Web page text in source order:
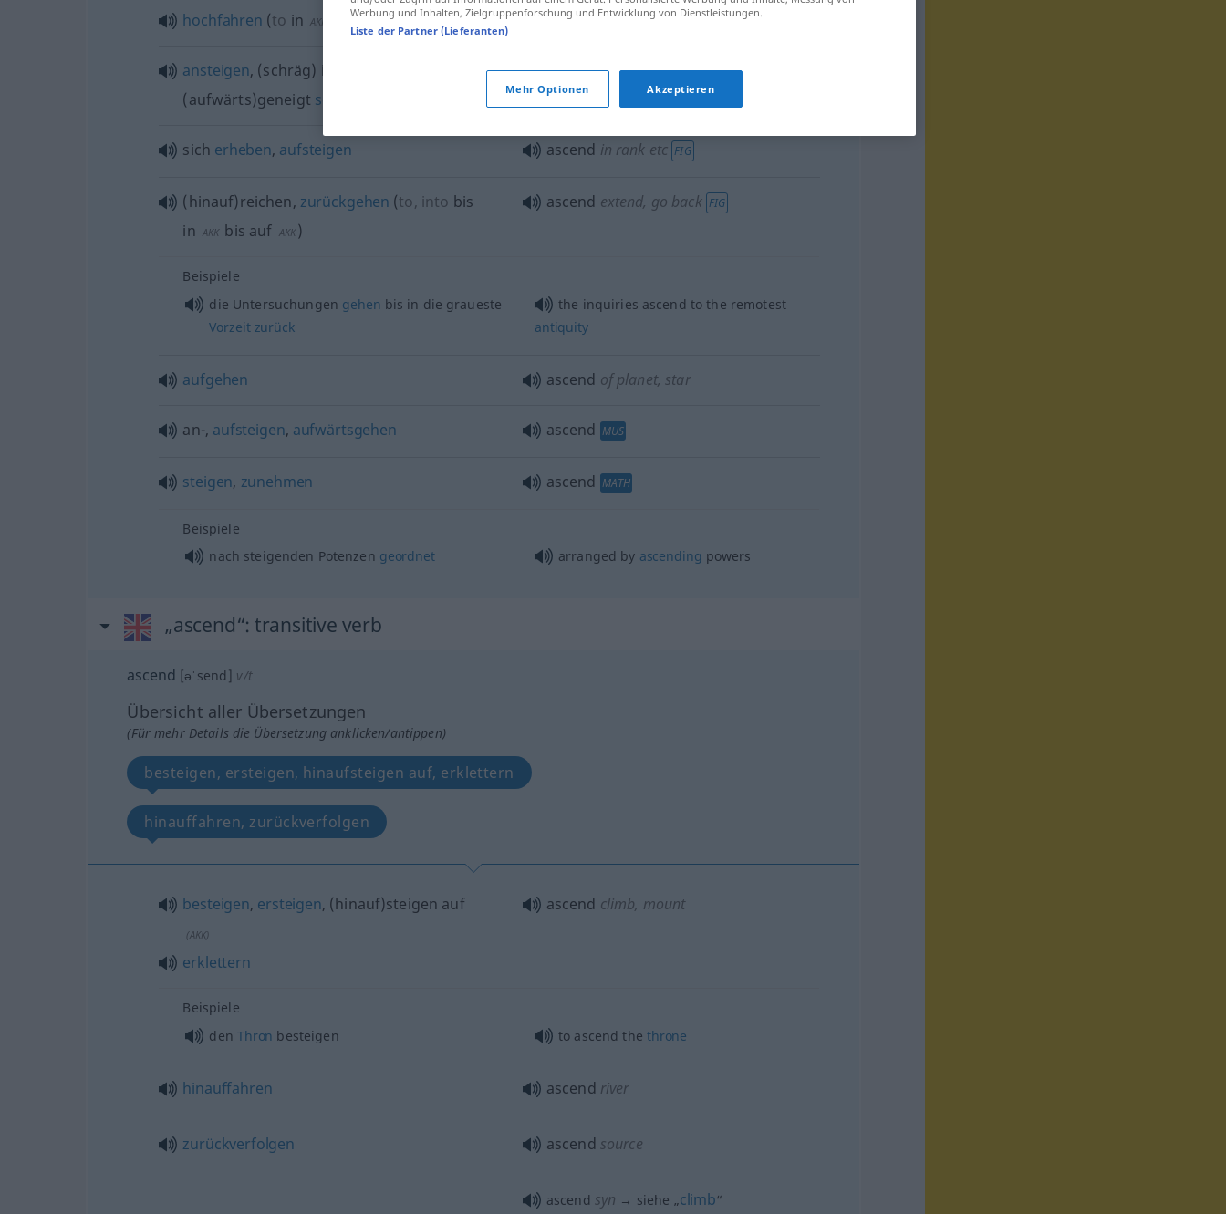
hochfahren (to in AKK ascend in lift
ansteigen, (schräg) in die
(aufwärts)geneigt sein
ascendgo up, increase
sich erheben, aufsteigen ascend in rank etc FIG
(hinauf)reichen, zurückgehen (to, into bis
in AKK bis auf AKK )
ascend extend, go back FIG
Beispiele
die Untersuchungen gehen bis in die graueste
Vorzeit zurück
the inquiries ascend to the remotest
antiquity
aufgehen ascend of planet, star
an-, aufsteigen, aufwärtsgehen ascend MUS
steigen, zunehmen ascend MATH
Beispiele
nach steigenden Potenzen geordnet arranged by ascending powers
„ascend“: transitive verb
ascend [əˈsend] v/t
Übersicht aller Übersetzungen
(Für mehr Details die Übersetzung anklicken/antippen)
besteigen, ersteigen, hinaufsteigen auf, erklettern
hinauffahren, zurückverfolgen
besteigen, ersteigen, (hinauf)steigen auf
(AKK)
erklettern
ascend climb, mount
Beispiele
den Thron besteigen to ascend the throne
hinauffahren ascend river
zurückverfolgen ascend source
ascend syn → siehe „climb“
Werbung und Inhalten, Zielgruppenforschung und Entwicklung von Dienstleistungen.
Liste der Partner (Lieferanten)
Mehr Optionen Akzeptieren